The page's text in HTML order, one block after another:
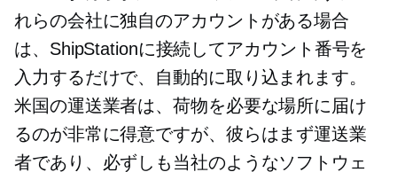
れらの会社に独自のアカウントがある場合
は、ShipStationに接続してアカウント番号を
入力するだけで、自動的に取り込まれます。
米国の運送業者は、荷物を必要な場所に届け
るのが非常に得意ですが、彼らはまず運送業
者であり、必ずしも当社のようなソフトウェ